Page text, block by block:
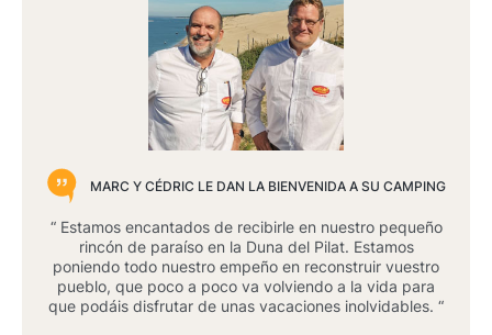
MARC Y CÉDRIC LE DAN LA BIENVENIDA A SU CAMPING
“ Estamos encantados de recibirle en nuestro pequeño
rincón de paraíso en la Duna del Pilat. Estamos
poniendo todo nuestro empeño en reconstruir vuestro
pueblo, que poco a poco va volviendo a la vida para
que podáis disfrutar de unas vacaciones inolvidables. “